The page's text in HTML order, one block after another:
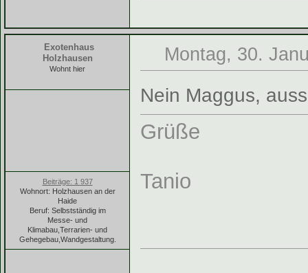
Exotenhaus
Holzhausen
Wohnt hier
Beiträge: 1 937
Wohnort: Holzhausen an der
Haide
Beruf: Selbstständig im
Messe- und
Klimabau,Terrarien- und
Gehegebau,Wandgestaltung.
Montag, 30.
Nein Maggus,
Grüße
Tanio